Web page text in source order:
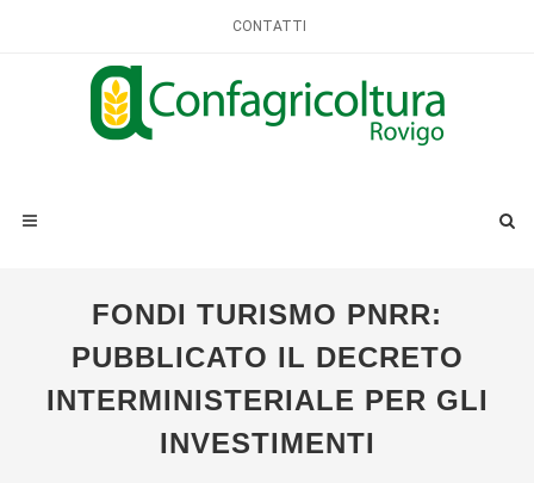
CONTATTI
FONDI TURISMO PNRR:
PUBBLICATO IL DECRETO
INTERMINISTERIALE PER GLI
INVESTIMENTI